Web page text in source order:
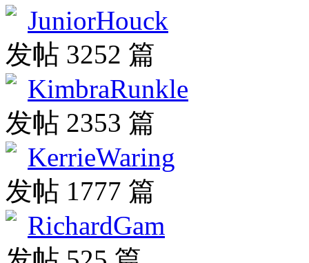
JuniorHouck
发帖 3252 篇
KimbraRunkle
发帖 2353 篇
KerrieWaring
发帖 1777 篇
RichardGam